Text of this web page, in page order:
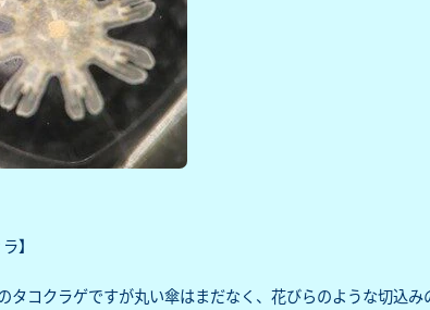
】
タコクラゲですが丸い傘はまだなく、花びらのような切込